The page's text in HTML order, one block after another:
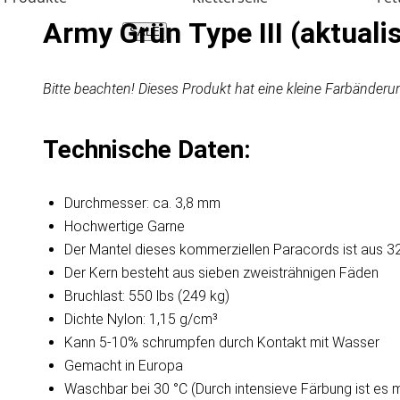
SALE
Army Grün Type III
Bitte beachten! Dieses Produkt hat eine kleine
Technische Daten:
Durchmesser: ca. 3,8 mm
Hochwertige Garne
Der Mantel dieses kommerziellen Paracords ist aus
Der Kern besteht aus sieben zweisträhnigen Fäden
Bruchlast: 550 lbs (249 kg)
Dichte Nylon: 1,15 g/cm³
Kann 5-10% schrumpfen durch Kontakt mit Wasser
Gemacht in Europa
Waschbar bei 30 °C (Durch intensieve Färbung ist